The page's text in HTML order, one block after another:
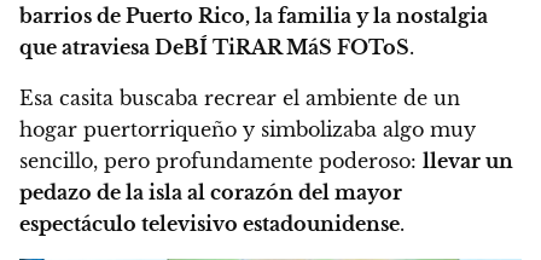
barrios de Puerto Rico, la familia y la nostalgia
que atraviesa DeBÍ TiRAR MáS FOToS.
Esa casita buscaba recrear el ambiente de un
hogar puertorriqueño y simbolizaba algo muy
sencillo, pero profundamente poderoso: llevar un
pedazo de la isla al corazón del mayor
espectáculo televisivo estadounidense.